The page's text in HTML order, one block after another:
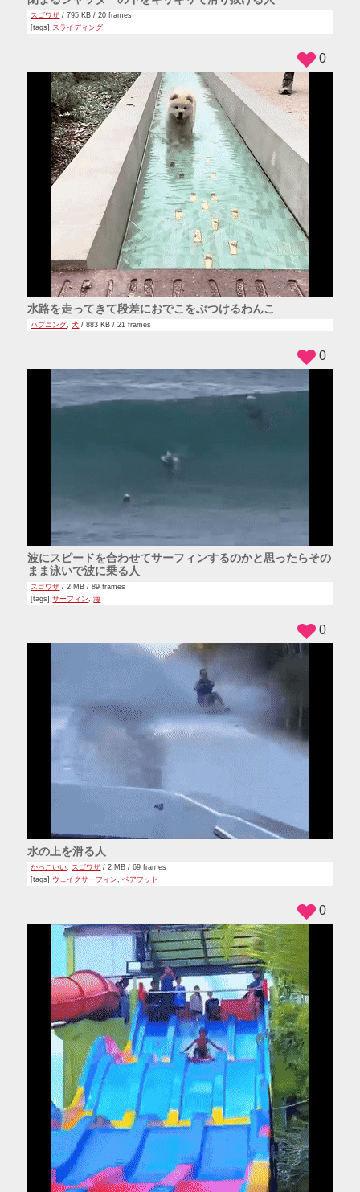
スゴワザ / 795 KB / 20 frames
[tags] スライディング
水路を走ってきて段差におでこをぶつけるわんこ
ハプニング,犬 / 883 KB / 21 frames
0
波にスピードを合わせてサーフィンするのかと思ったらその
まま泳いで波に乗る人
スゴワザ / 2 MB / 89 frames
[tags]サーフィン,海
0
水の上を滑る人
かっこいい, スゴワザ / 2 MB / 69 frames
[tags] ウェイクサーフィン,ベアフット
0
0